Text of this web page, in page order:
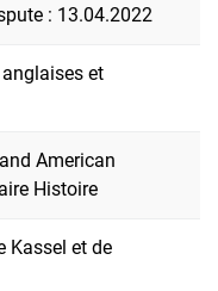
: 13.04.2022
et
American
Histoire
Kassel et de